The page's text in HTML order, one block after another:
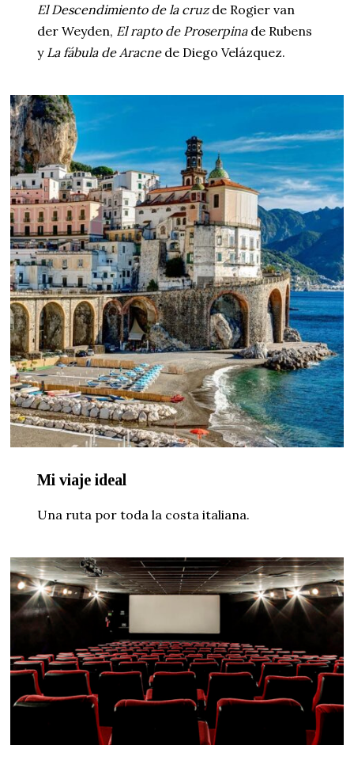
El Descendimiento de la cruzde Rogier van
der Weyden, El rapto de Proserpinade Rubens
y La fábula de Aracnede Diego Velázquez.
Mi viaje ideal
Una ruta por toda la costa italiana.